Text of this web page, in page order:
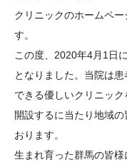
クリニックのホームペ
す。
この度、2020年4月1日
となりました。当院は
できる優しいクリニック
開設するに当たり地域
おります。
生まれ育った群馬の皆